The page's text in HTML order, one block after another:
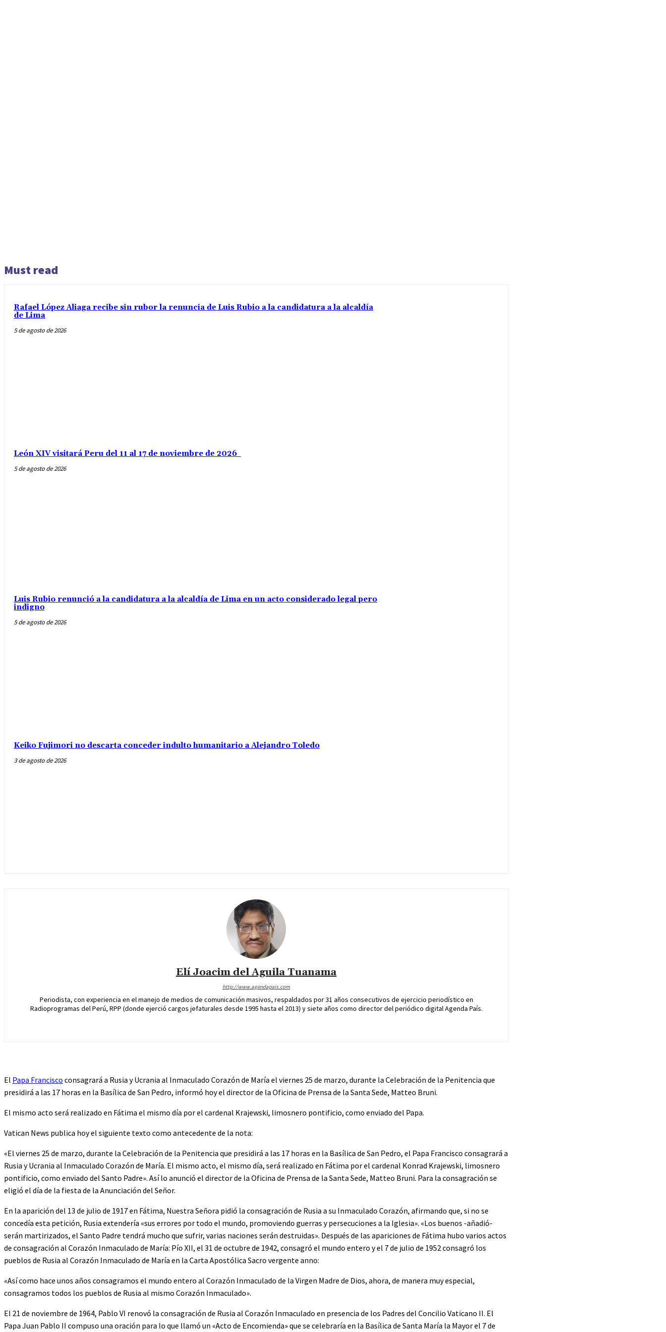
Must read
Rafael López Aliaga recibe sin rubor la renuncia de Luis Rubio a la candidatura a la alcaldía
de Lima
5 de agosto de 2026
León XIV visitará Peru del 11 al 17 de noviembre de 2026
5 de agosto de 2026
Luis Rubio renunció a la candidatura a la alcaldía de Lima en un acto considerado legal pero
indigno
5 de agosto de 2026
Keiko Fujimori no descarta conceder indulto humanitario a Alejandro Toledo
3 de agosto de 2026
Elí Joacim del Aguila Tuanama
http://www.agendapais.com
Periodista, con experiencia en el manejo de medios de comunicación masivos, respaldados por 31 años consecutivos de ejercicio periodístico en
Radioprogramas del Perú, RPP (donde ejerció cargos jefaturales desde 1995 hasta el 2013) y siete años como director del periódico digital Agenda País.
El Papa Francisco consagrará a Rusia y Ucrania al Inmaculado Corazón de María el viernes 25 de marzo, durante la Celebración de la Penitencia que
presidirá a las 17 horas en la Basílica de San Pedro, informó hoy el director de la Oficina de Prensa de la Santa Sede, Matteo Bruni.
El mismo acto será realizado en Fátima el mismo día por el cardenal Krajewski, limosnero pontificio, como enviado del Papa.
Vatican News publica hoy el siguiente texto como antecedente de la nota:
«El viernes 25 de marzo, durante la Celebración de la Penitencia que presidirá a las 17 horas en la Basílica de San Pedro, el Papa Francisco consagrará a
Rusia y Ucrania al Inmaculado Corazón de María. El mismo acto, el mismo día, será realizado en Fátima por el cardenal Konrad Krajewski, limosnero
pontificio, como enviado del Santo Padre». Así lo anunció el director de la Oficina de Prensa de la Santa Sede, Matteo Bruni. Para la consagración se
eligió el día de la fiesta de la Anunciación del Señor.
En la aparición del 13 de julio de 1917 en Fátima, Nuestra Señora pidió la consagración de Rusia a su Inmaculado Corazón, afirmando que, si no se
concedía esta petición, Rusia extendería «sus errores por todo el mundo, promoviendo guerras y persecuciones a la Iglesia». «Los buenos -añadió-
serán martirizados, el Santo Padre tendrá mucho que sufrir, varias naciones serán destruidas». Después de las apariciones de Fátima hubo varios actos
de consagración al Corazón Inmaculado de María: Pío XII, el 31 de octubre de 1942, consagró el mundo entero y el 7 de julio de 1952 consagró los
pueblos de Rusia al Corazón Inmaculado de María en la Carta Apostólica Sacro vergente anno:
«Así como hace unos años consagramos el mundo entero al Corazón Inmaculado de la Virgen Madre de Dios, ahora, de manera muy especial,
consagramos todos los pueblos de Rusia al mismo Corazón Inmaculado».
El 21 de noviembre de 1964, Pablo VI renovó la consagración de Rusia al Corazón Inmaculado en presencia de los Padres del Concilio Vaticano II. El
Papa Juan Pablo II compuso una oración para lo que llamó un «Acto de Encomienda» que se celebraría en la Basílica de Santa María la Mayor el 7 de